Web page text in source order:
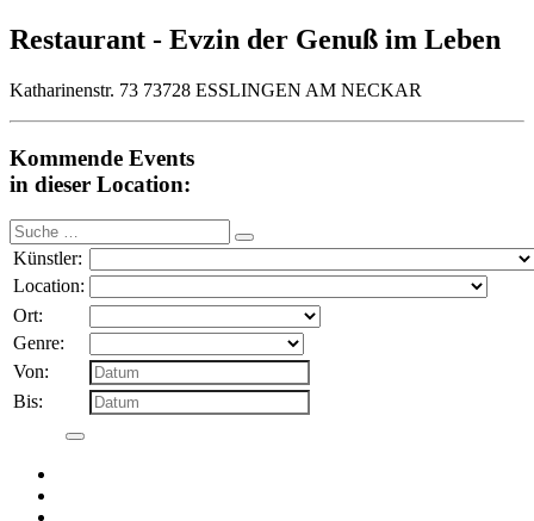
Restaurant - Evzin der Genuß im Leben
Katharinenstr. 73 73728 ESSLINGEN AM NECKAR
Kommende Events
in dieser Location:
Suche
nach:
Künstler:
Location:
Ort:
Genre:
Von:
Bis: